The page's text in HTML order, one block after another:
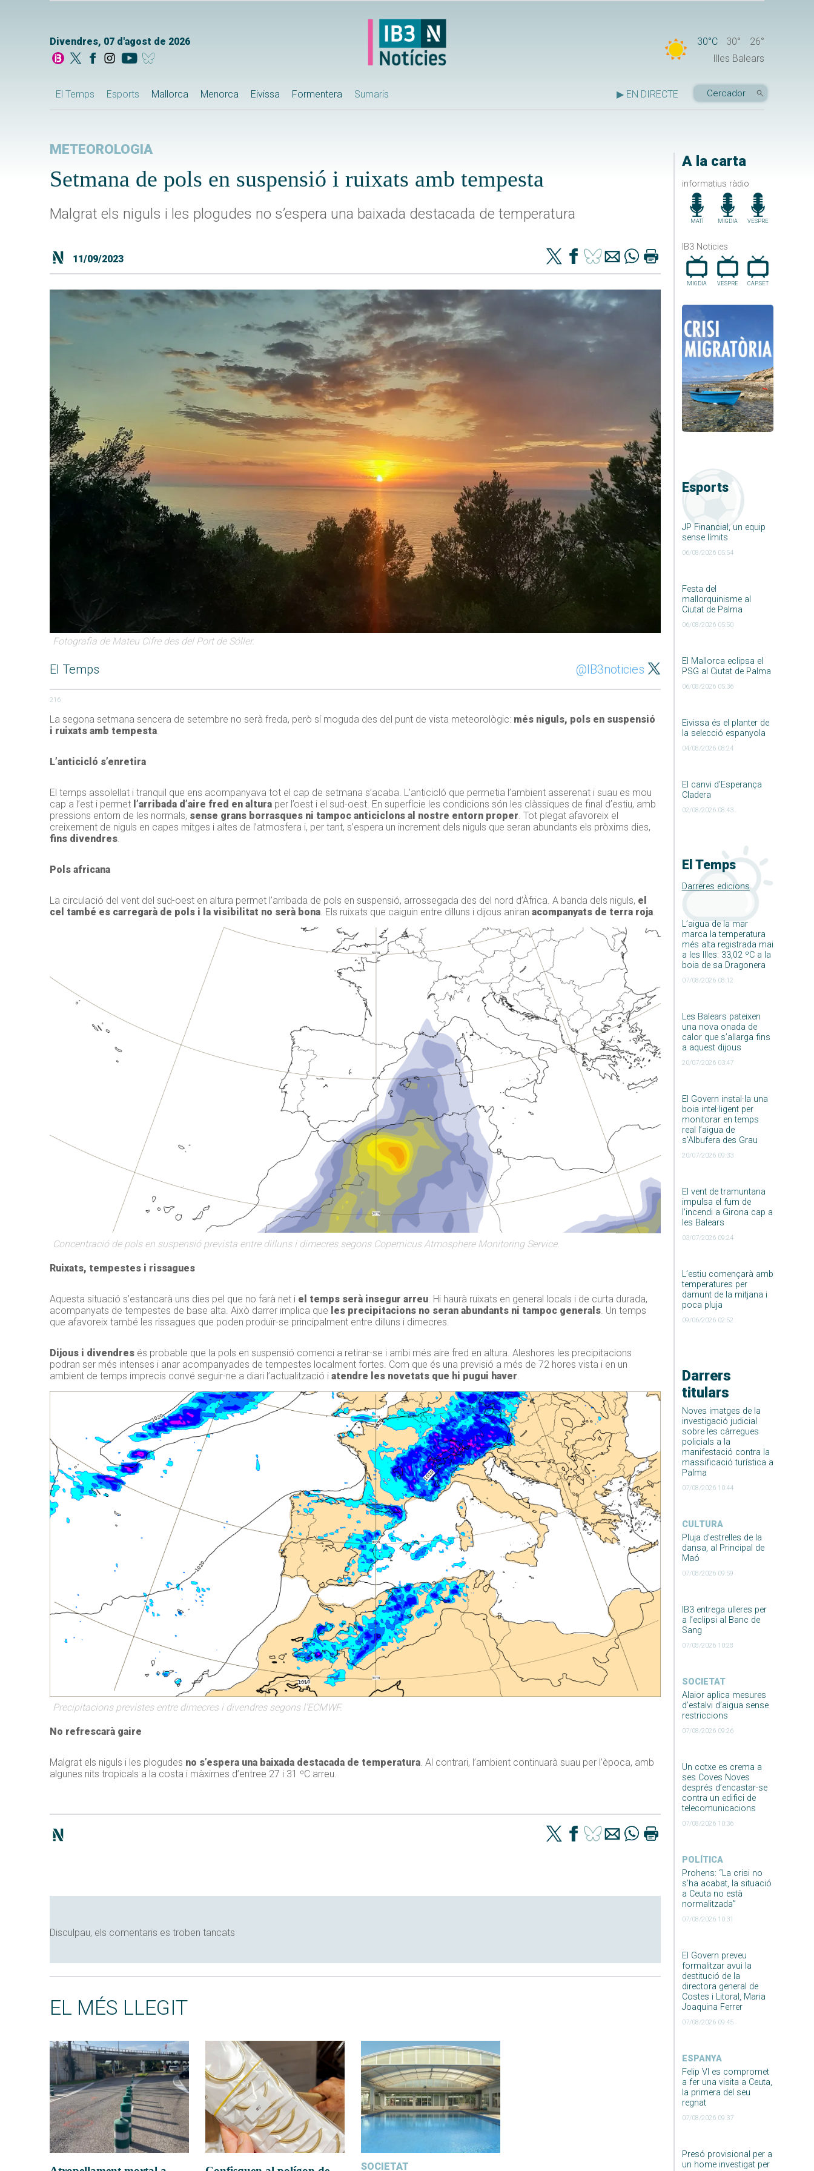
Divendres, 07 d'agost de 2026 30°C 30°
26°
Illes Balears
El Temps Esports Mallorca Menorca Eivissa Formentera Sumaris ▶ EN DIRECTE
A la carta
informatius ràdio
MATÍ MIGDIA VESPRE
IB3 Noticies
MIGDIA VESPRE CAP.SET
Esports
JP Financial, un equip
sense límits
06/08/2026 05:54
Festa del
mallorquinisme al
Ciutat de Palma
06/08/2026 05:50
El Mallorca eclipsa el
PSG al Ciutat de Palma
06/08/2026 05:36
Eivissa és el planter de
la selecció espanyola
04/08/2026 08:24
El canvi d’Esperança
Cladera
02/08/2026 08:43
El Temps
Darreres edicions
L’aigua de la mar
marca la temperatura
més alta registrada mai
a les Illes: 33,02 ºC a la
boia de sa Dragonera
07/08/2026 08:12
Les Balears pateixen
una nova onada de
calor que s’allarga fins
a aquest dijous
20/07/2026 03:47
El Govern instal·la una
boia intel·ligent per
monitorar en temps
real l’aigua de
s’Albufera des Grau
20/07/2026 09:33
El vent de tramuntana
impulsa el fum de
l’incendi a Girona cap a
les Balears
03/07/2026 09:24
L’estiu començarà amb
temperatures per
damunt de la mitjana i
poca pluja
09/06/2026 02:52
Darrers
titulars
Noves imatges de la
investigació judicial
sobre les càrregues
policials a la
manifestació contra la
massificació turística a
Palma
07/08/2026 10:44
CULTURA
Pluja d’estrelles de la
dansa, al Principal de
Maó
07/08/2026 09:59
IB3 entrega ulleres per
a l’eclipsi al Banc de
Sang
07/08/2026 10:28
SOCIETAT
Alaior aplica mesures
d’estalvi d’aigua sense
restriccions
07/08/2026 09:26
Un cotxe es crema a
ses Coves Noves
després d’encastar-se
contra un edifici de
telecomunicacions
07/08/2026 10:36
POLÍTICA
Prohens: “La crisi no
s’ha acabat, la situació
a Ceuta no està
normalitzada”
07/08/2026 10:31
El Govern preveu
formalitzar avui la
destitució de la
directora general de
Costes i Litoral, Maria
Joaquina Ferrer
07/08/2026 09:45
ESPANYA
Felip VI es compromet
a fer una visita a Ceuta,
la primera del seu
regnat
07/08/2026 09:37
Presó provisional per a
un home investigat per
METEOROLOGIA
Setmana de pols en suspensió i ruixats amb tempesta
Malgrat els niguls i les plogudes no s’espera una baixada destacada de temperatura
11/09/2023
Fotografia de Mateu Cifre des del Port de Sóller.
El Temps @IB3noticies
216
La segona setmana sencera de setembre no serà freda, però sí moguda des del punt de vista meteorològic: més niguls, pols en suspensió
i ruixats amb tempesta.
L’anticicló s’enretira
El temps assolellat i tranquil que ens acompanyava tot el cap de setmana s’acaba. L’anticicló que permetia l’ambient asserenat i suau es mou
cap a l’est i permet l’arribada d’aire fred en altura per l’oest i el sud-oest. En superfície les condicions són les clàssiques de final d’estiu, amb
pressions entorn de les normals, sense grans borrasques ni tampoc anticiclons al nostre entorn proper. Tot plegat afavoreix el
creixement de niguls en capes mitges i altes de l’atmosfera i, per tant, s’espera un increment dels niguls que seran abundants els pròxims dies,
fins divendres.
Pols africana
La circulació del vent del sud-oest en altura permet l’arribada de pols en suspensió, arrossegada des del nord d’Àfrica. A banda dels niguls, el
cel també es carregarà de pols i la visibilitat no serà bona. Els ruixats que caiguin entre dilluns i dijous aniran acompanyats de terra roja.
Concentració de pols en suspensió prevista entre dilluns i dimecres segons Copernicus Atmosphere Monitoring Service.
Ruixats, tempestes i rissagues
Aquesta situació s’estancarà uns dies pel que no farà net i el temps serà insegur arreu . Hi haurà ruixats en general locals i de curta durada,
acompanyats de tempestes de base alta. Això darrer implica que les precipitacions no seran abundants ni tampoc generals . Un temps
que afavoreix també les rissagues que poden produïr-se principalment entre dilluns i dimecres.
Dijous i divendres és probable que la pols en suspensió comenci a retirar-se i arribi més aire fred en altura. Aleshores les precipitacions
podran ser més intenses i anar acompanyades de tempestes localment fortes. Com que és una previsió a més de 72 hores vista i en un
ambient de temps imprecís convé seguir-ne a diari l’actualització i atendre les novetats que hi pugui haver
Precipitacions previstes entre dimecres i divendres segons l’ECMWF.
No refrescarà gaire
Malgrat els niguls i les plogudes no s’espera una baixada destacada de temperatura. Al contrari, l’ambient continuarà suau per l’època, amb
algunes nits tropicals a la costa i màximes d’entree 27 i 31 ºC arreu.
Disculpau, els comentaris es troben tancats
EL MÉS LLEGIT
SOCIETAT